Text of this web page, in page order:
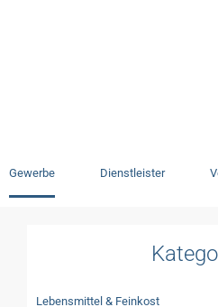
Gewerbe Dienstleister
Lebensmittel & Feinkost